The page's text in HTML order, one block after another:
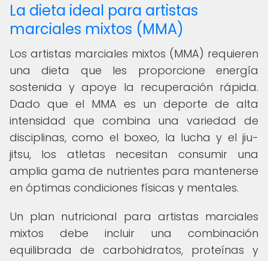
La dieta ideal para artistas
marciales mixtos (MMA)
Los artistas marciales mixtos (MMA) requieren
una dieta que les proporcione energía
sostenida y apoye la recuperación rápida.
Dado que el MMA es un deporte de alta
intensidad que combina una variedad de
disciplinas, como el boxeo, la lucha y el jiu-
jitsu, los atletas necesitan consumir una
amplia gama de nutrientes para mantenerse
en óptimas condiciones físicas y mentales.
Un plan nutricional para artistas marciales
mixtos debe incluir una combinación
equilibrada de carbohidratos, proteínas y